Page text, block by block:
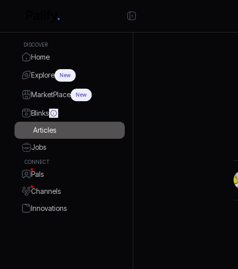
DISCOVER
Home
Explore New
MarketPlace New
Blinks
Articles
Jobs
CONNECT
Pals
Channels
Innovations